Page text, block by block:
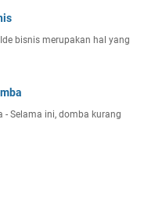
bisnis merupakan hal yang
- Selama ini, domba kurang